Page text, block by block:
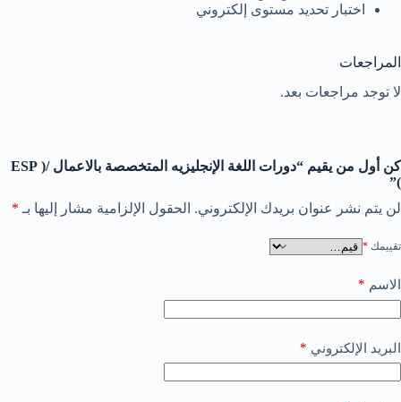
اختبار تحديد مستوى إلكتروني
المراجعات
لا توجد مراجعات بعد.
كن أول من يقيم “دورات اللغة الإنجليزيه المتخصصة بالاعمال /( ESP
)”
لن يتم نشر عنوان بريدك الإلكتروني. الحقول الإلزامية مشار إليها بـ *
تقييمك *
الاسم *
البريد الإلكتروني *